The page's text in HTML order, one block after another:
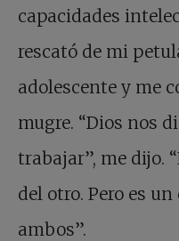
capacidades
rescató de mi
adolescente y me
mugre. “Dios nos
trabajar”, me dijo.
del otro. Pero es
ambos”.